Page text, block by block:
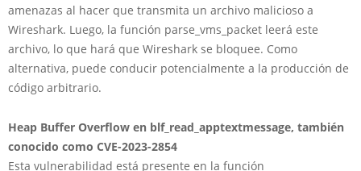
amenazas al hacer que transmita un archivo malicioso a
Wireshark. Luego, la función parse_vms_packet leerá este
archivo, lo que hará que Wireshark se bloquee. Como
alternativa, puede conducir potencialmente a la producción de
código arbitrario.
Heap Buffer Overflow en blf_read_apptextmessage, también
conocido como CVE-2023-2854
Esta vulnerabilidad está presente en la función